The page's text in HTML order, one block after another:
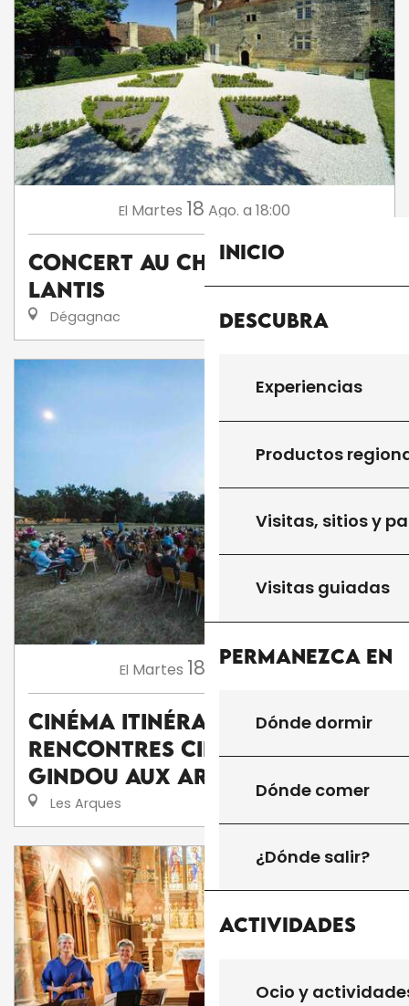
Inicio
Descubra
Experiencias
Productos
Visitas, sitios y
Visitas guiadas
Permanezca en
Dónde dormir
Dónde comer
¿Dónde salir?
Actividades
Ocio y
El Martes 18 Ago. a 18:00
Concert au Château de
Lantis
Dégagnac
El Martes 18 Ago. a 21:30
Cinéma itinérant des
Rencontres Cinéma de
Gindou aux Arques
Les Arques